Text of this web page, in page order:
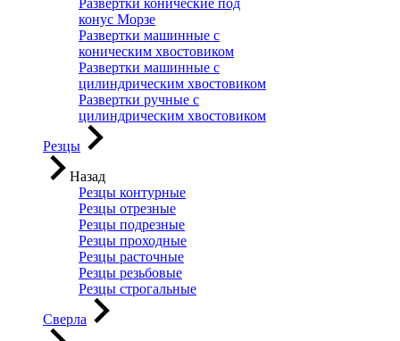
Развертки конические под
конус Морзе
Развертки машинные с
коническим хвостовиком
Развертки машинные с
цилиндрическим хвостовиком
Развертки ручные с
цилиндрическим хвостовиком
Резцы
Назад
Резцы контурные
Резцы отрезные
Резцы подрезные
Резцы проходные
Резцы расточные
Резцы резьбовые
Резцы строгальные
Сверла